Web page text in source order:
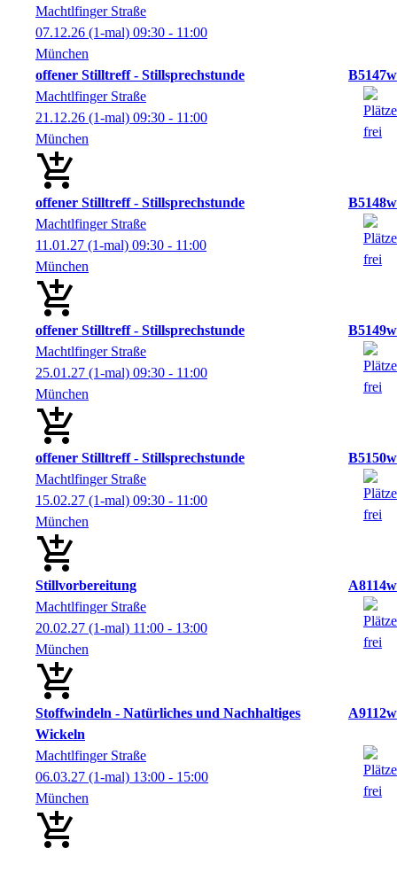
Machtlfinger Straße
07.12.26 (1-mal) 09:30 - 11:00
München
offener Stilltreff - Stillsprechstunde
B5147w
Machtlfinger Straße
21.12.26 (1-mal) 09:30 - 11:00
München
offener Stilltreff - Stillsprechstunde
B5148w
Machtlfinger Straße
11.01.27 (1-mal) 09:30 - 11:00
München
offener Stilltreff - Stillsprechstunde
B5149w
Machtlfinger Straße
25.01.27 (1-mal) 09:30 - 11:00
München
offener Stilltreff - Stillsprechstunde
B5150w
Machtlfinger Straße
15.02.27 (1-mal) 09:30 - 11:00
München
Stillvorbereitung
A8114w
Machtlfinger Straße
20.02.27 (1-mal) 11:00 - 13:00
München
Stoffwindeln - Natürliches und Nachhaltiges
Wickeln
A9112w
Machtlfinger Straße
06.03.27 (1-mal) 13:00 - 15:00
München